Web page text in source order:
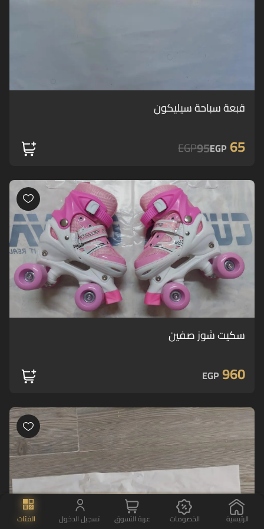
قبعة سباحة سيليكون
65
EGP
95
EGP
سكيت شوز صفين
960
EGP
الرئيسية الخصومات عربة التسوق تسجيل الدخول الفئات